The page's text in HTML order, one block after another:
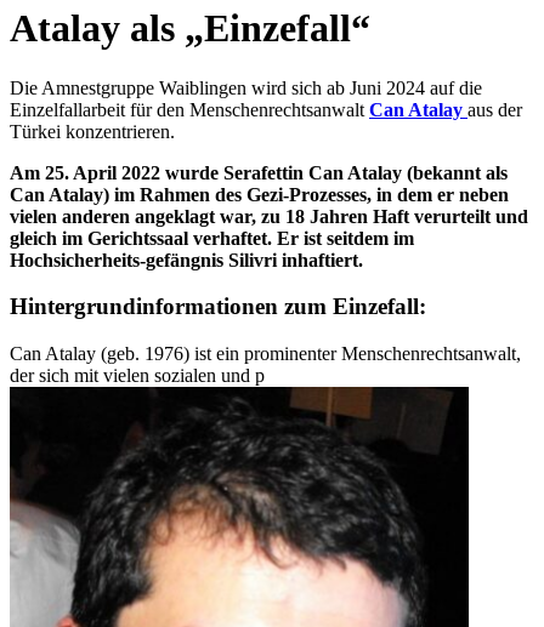
Atalay als „Einzefall“
Die Amnestgruppe Waiblingen wird sich ab Juni 2024 auf die
Einzelfallarbeit für den Menschenrechtsanwalt Can Atalay aus der
Türkei konzentrieren.
Am 25. April 2022 wurde Serafettin Can Atalay (bekannt als
Can Atalay) im Rahmen des Gezi-Prozesses, in dem er neben
vielen anderen angeklagt war, zu 18 Jahren Haft verurteilt und
gleich im Gerichtssaal verhaftet. Er ist seitdem im
Hochsicherheits-gefängnis Silivri inhaftiert.
Hintergrundinformationen zum Einzefall:
Can Atalay (geb. 1976) ist ein prominenter Menschenrechtsanwalt,
der sich mit vielen sozialen und p